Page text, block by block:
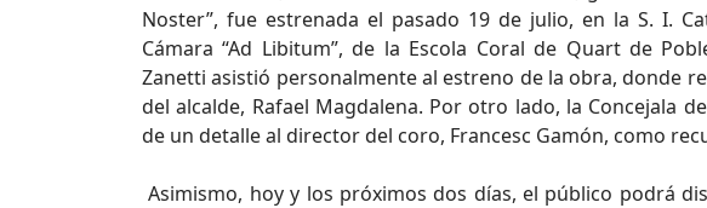
Noster”, fue estrenada el pasado 19 de julio, en la S. I.
Cámara “Ad Libitum”, de la Escola Coral de Quart de
Zanetti asistió personalmente al estreno de la obra, donde
del alcalde, Rafael Magdalena. Por otro lado, la Concejala
de un detalle al director del coro, Francesc Gamón, como
Asimismo, hoy y los próximos dos días, el público podrá